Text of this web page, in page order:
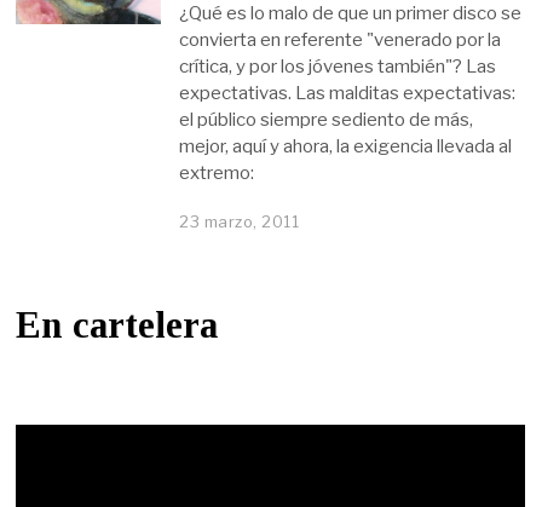
¿Qué es lo malo de que un primer disco se
convierta en referente "venerado por la
crítica, y por los jóvenes también"? Las
expectativas. Las malditas expectativas:
el público siempre sediento de más,
mejor, aquí y ahora, la exigencia llevada al
extremo:
23 marzo, 2011
En cartelera